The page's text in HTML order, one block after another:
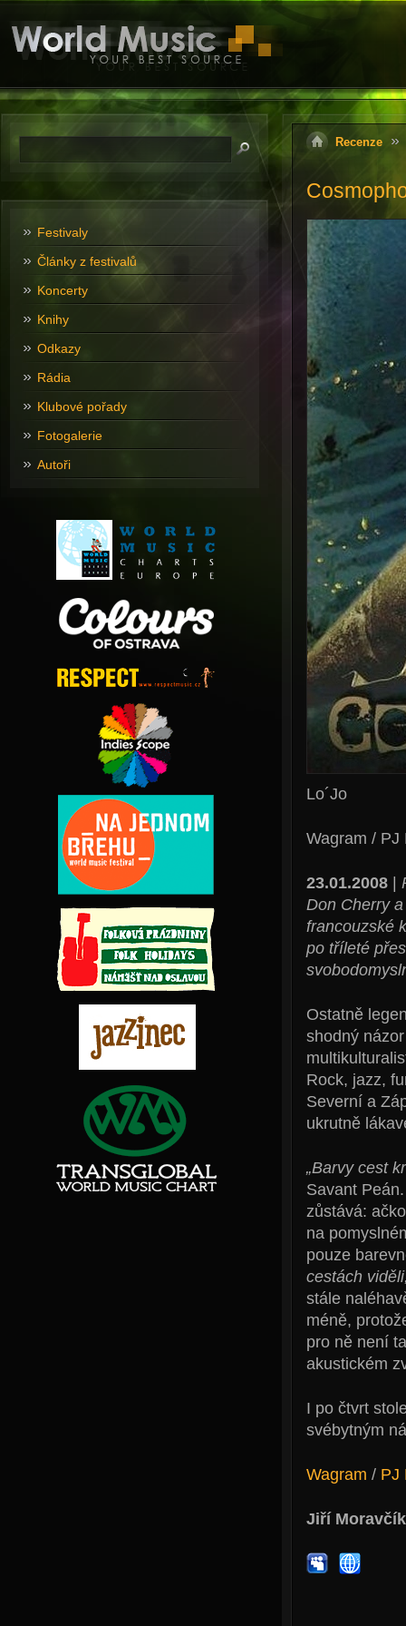
Recenze
Lo´Jo
Wagram / PJ
23.01.2008|
Don Cherry
francouzské
po tříleté
Ostatně
shodný
Rock, jazz,
Severní a
ukrutně
„Barvy cest
Savant
zůstává:
na
pouze
cestách
stále
méně,
pro ně není
akustickém
I po čtvrt
svébytným
Wagram / PJ
Jiří Moravčík
Festivaly
Články z festivalů
Koncerty
Knihy
Odkazy
Rádia
Klubové pořady
Fotogalerie
Autoři